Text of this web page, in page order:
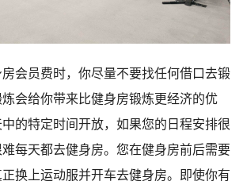
员费时，你尽量不要找任何借口去锻
会给你带来比健身房锻炼更经济的优
的特定时间开放，如果您的日程安排很
每天都去健身房。您在健身房前后需要
换上运动服并开车去健身房。即使你有